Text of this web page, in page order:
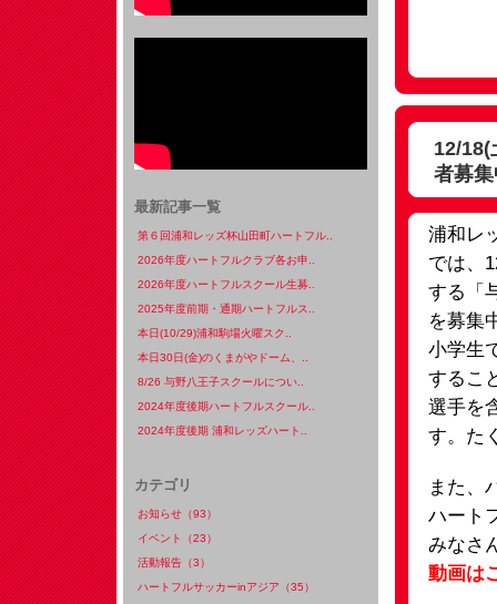
12/18(
者募
浦和レ
では、
する「
を募集
小学生
するこ
選手を
す。た
また、
ハート
みなさ
動画は
最新記事一覧
第６回浦和レッズ杯山田町ハートフル..
2026年度ハートフルクラブ各お申..
2026年度ハートフルスクール生募..
2025年度前期・通期ハートフルス..
本日(10/29)浦和駒場火曜スク..
本日30日(金)のくまがやドーム、..
8/26 与野八王子スクールについ..
2024年度後期ハートフルスクール..
2024年度後期 浦和レッズハート..
カテゴリ
お知らせ（93）
イベント（23）
活動報告（3）
ハートフルサッカーinアジア（35）